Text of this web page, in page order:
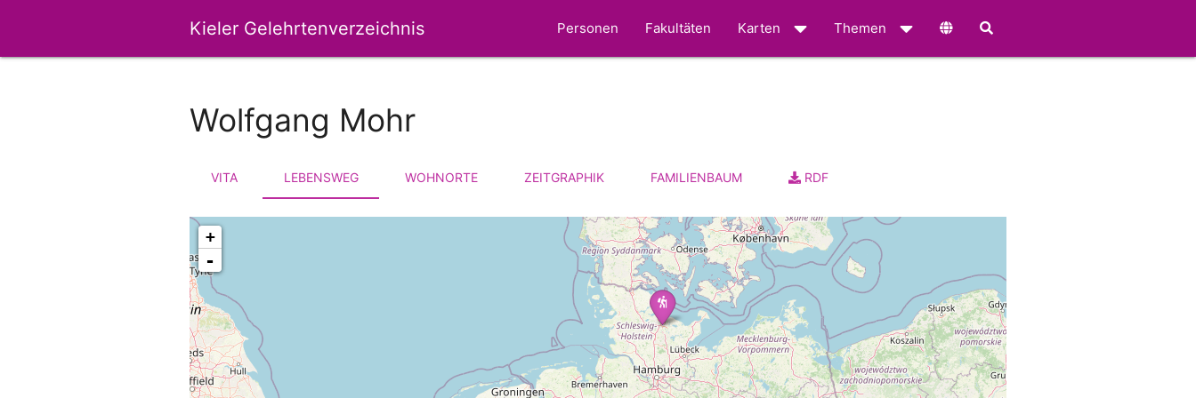
Kieler Gelehrtenverzeichnis Personen Fakultäten Karten Themen
Wolfgang Mohr
VITA LEBENSWEG WOHNORTE ZEITGRAPHIK FAMILIENBAUM RDF
+
-